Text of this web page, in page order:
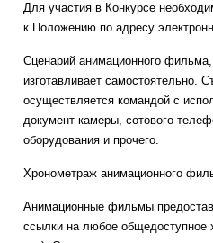
Для участия в Конкурсе
к Положению по адресу
Сценарий анимационного
изготавливает самостоятельно.
осуществляется командой с
документ-камеры, сотового
оборудования и прочего.
Хронометраж анимационного
Анимационные фильмы
ссылки на любое общедоступное